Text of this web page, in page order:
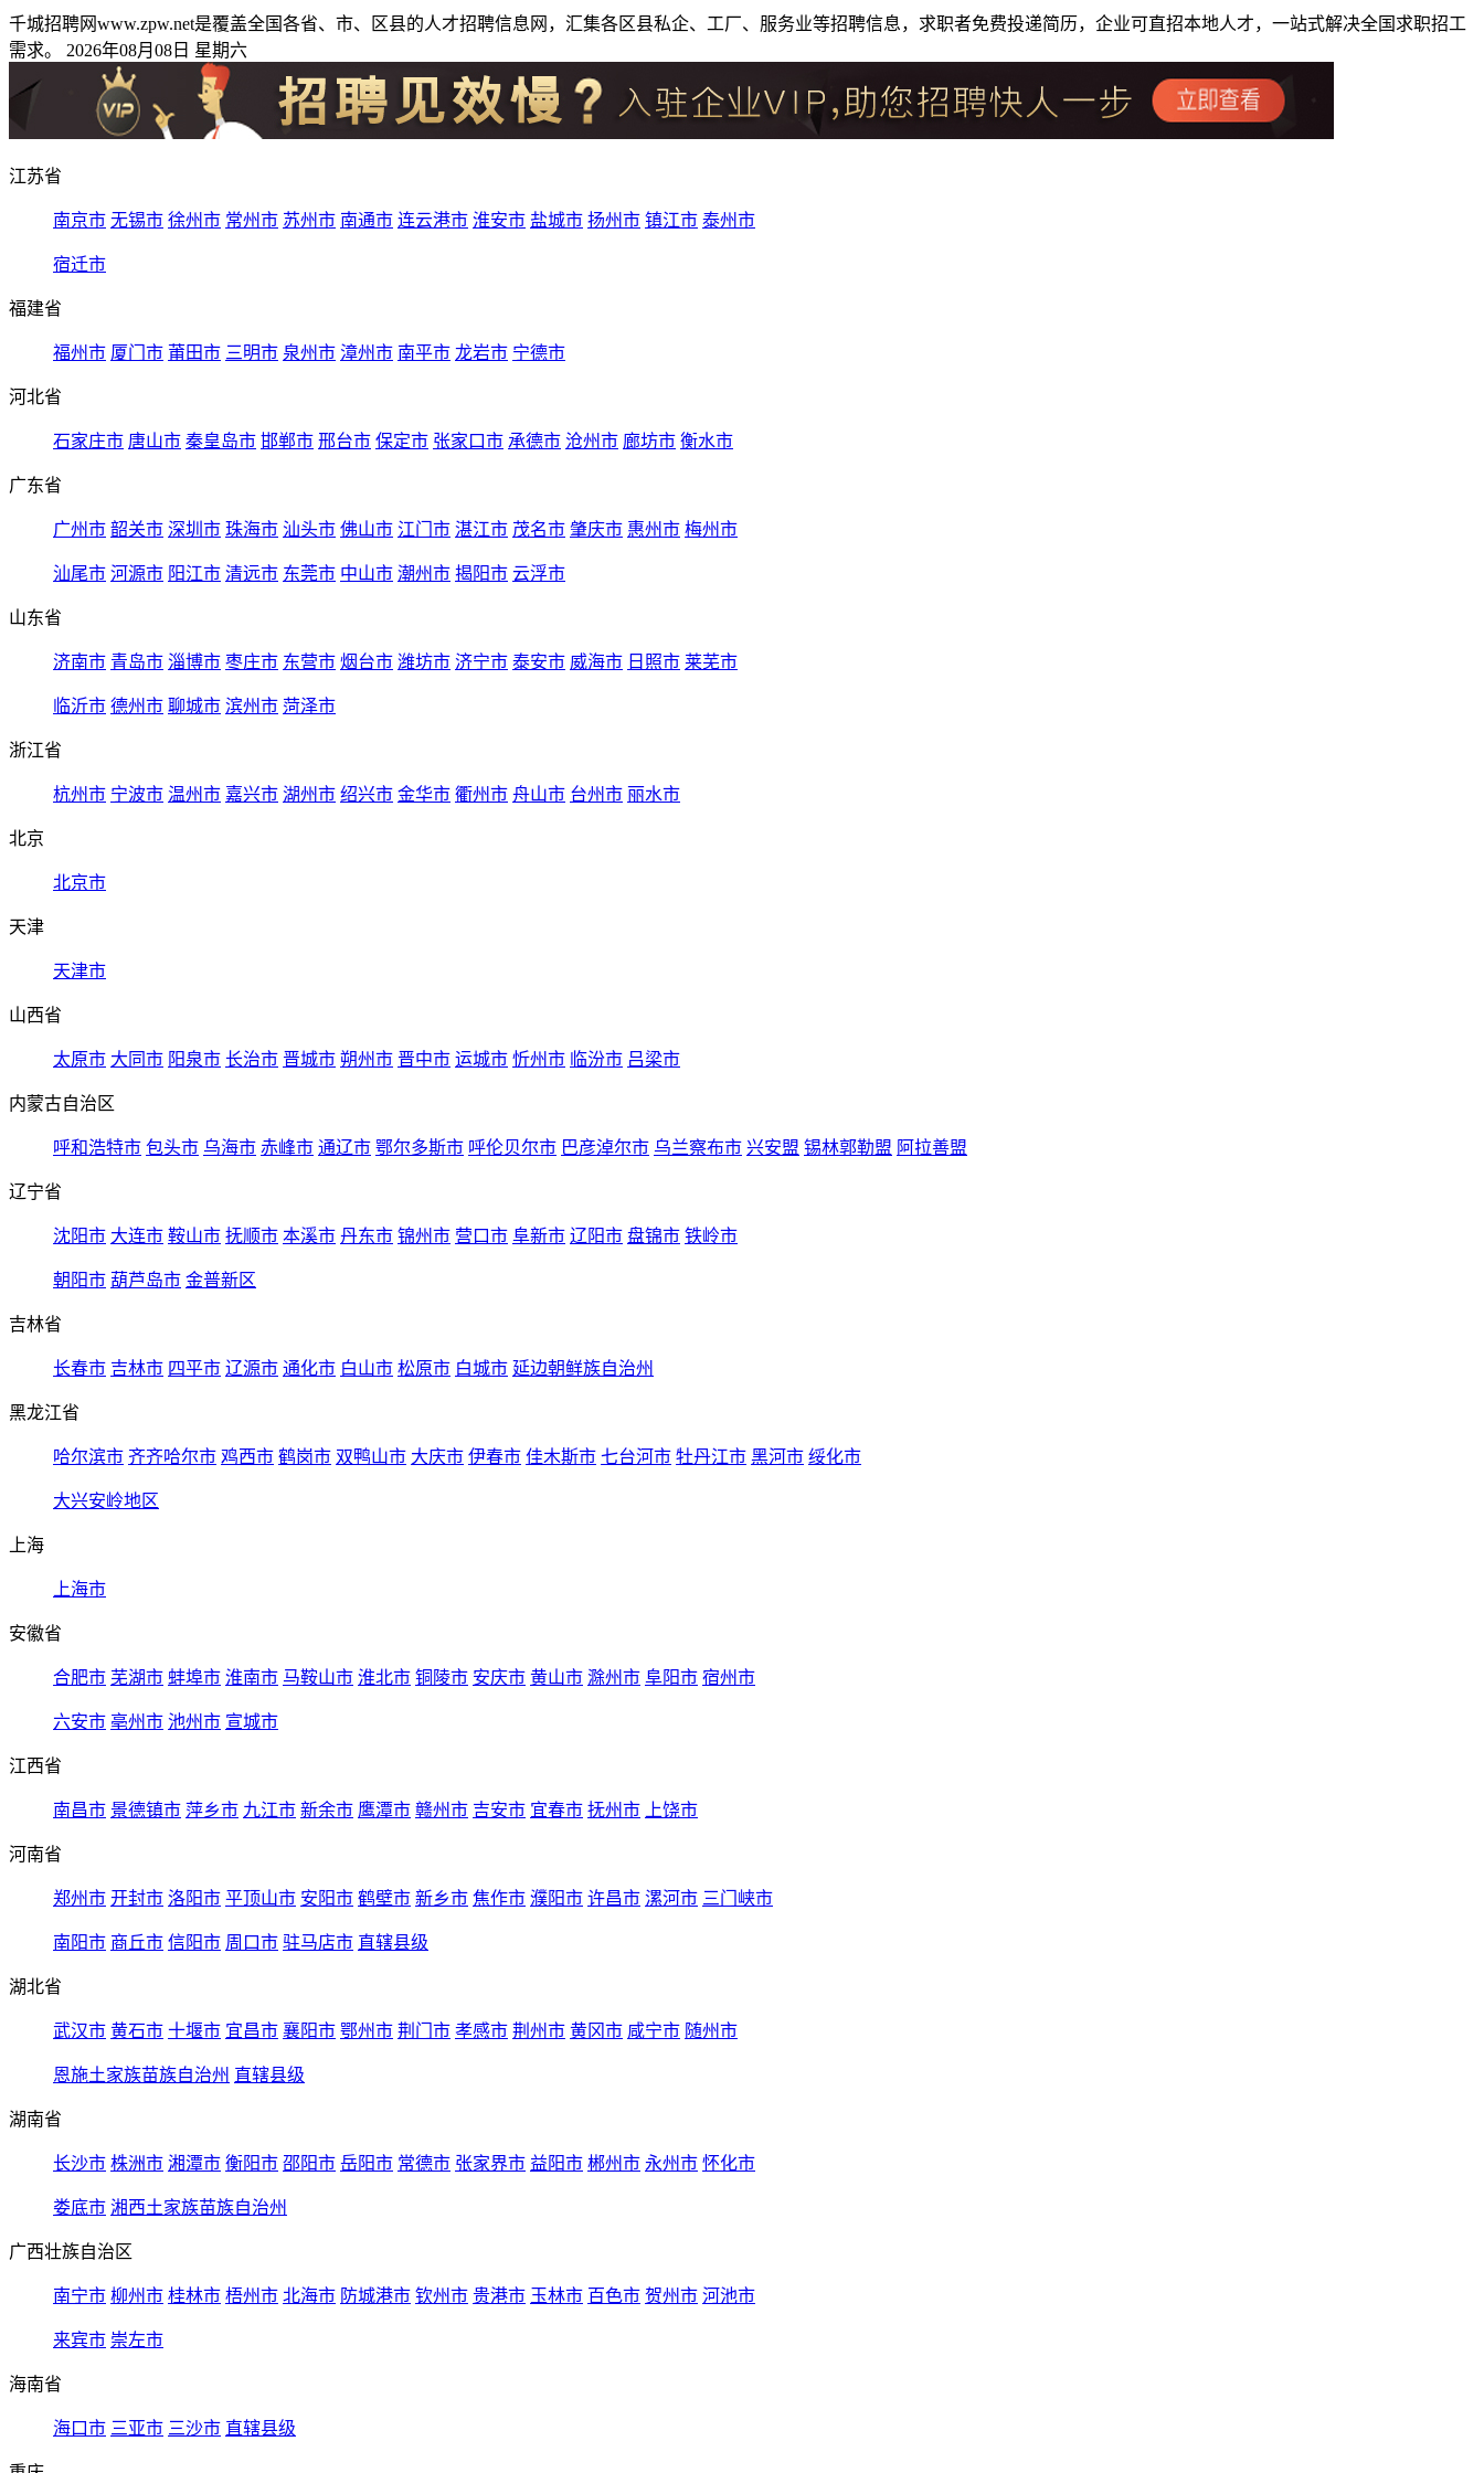
千城招聘网www.zpw.net是覆盖全国各省、市、区县的人才招聘信息网，汇集各区县私企、工厂、服务业等招聘信息，求职者免费投递简历，企业可直招本地人才，一站式解决全国求职招工
需求。 2026年08月08日 星期六
江苏省
南京市 无锡市 徐州市 常州市 苏州市 南通市 连云港市 淮安市 盐城市 扬州市 镇江市 泰州市
宿迁市
福建省
福州市 厦门市 莆田市 三明市 泉州市 漳州市 南平市 龙岩市 宁德市
河北省
石家庄市 唐山市 秦皇岛市 邯郸市 邢台市 保定市 张家口市 承德市 沧州市 廊坊市 衡水市
广东省
广州市 韶关市 深圳市 珠海市 汕头市 佛山市 江门市 湛江市 茂名市 肇庆市 惠州市 梅州市
汕尾市 河源市 阳江市 清远市 东莞市 中山市 潮州市 揭阳市 云浮市
山东省
济南市 青岛市 淄博市 枣庄市 东营市 烟台市 潍坊市 济宁市 泰安市 威海市 日照市 莱芜市
临沂市 德州市 聊城市 滨州市 菏泽市
浙江省
杭州市 宁波市 温州市 嘉兴市 湖州市 绍兴市 金华市 衢州市 舟山市 台州市 丽水市
北京
北京市
天津
天津市
山西省
太原市 大同市 阳泉市 长治市 晋城市 朔州市 晋中市 运城市 忻州市 临汾市 吕梁市
内蒙古自治区
呼和浩特市 包头市 乌海市 赤峰市 通辽市 鄂尔多斯市 呼伦贝尔市 巴彦淖尔市 乌兰察布市 兴安盟 锡林郭勒盟 阿拉善盟
辽宁省
沈阳市 大连市 鞍山市 抚顺市 本溪市 丹东市 锦州市 营口市 阜新市 辽阳市 盘锦市 铁岭市
朝阳市 葫芦岛市 金普新区
吉林省
长春市 吉林市 四平市 辽源市 通化市 白山市 松原市 白城市 延边朝鲜族自治州
黑龙江省
哈尔滨市 齐齐哈尔市 鸡西市 鹤岗市 双鸭山市 大庆市 伊春市 佳木斯市 七台河市 牡丹江市 黑河市 绥化市
大兴安岭地区
上海
上海市
安徽省
合肥市 芜湖市 蚌埠市 淮南市 马鞍山市 淮北市 铜陵市 安庆市 黄山市 滁州市 阜阳市 宿州市
六安市 亳州市 池州市 宣城市
江西省
南昌市 景德镇市 萍乡市 九江市 新余市 鹰潭市 赣州市 吉安市 宜春市 抚州市 上饶市
河南省
郑州市 开封市 洛阳市 平顶山市 安阳市 鹤壁市 新乡市 焦作市 濮阳市 许昌市 漯河市 三门峡市
南阳市 商丘市 信阳市 周口市 驻马店市 直辖县级
湖北省
武汉市 黄石市 十堰市 宜昌市 襄阳市 鄂州市 荆门市 孝感市 荆州市 黄冈市 咸宁市 随州市
恩施土家族苗族自治州 直辖县级
湖南省
长沙市 株洲市 湘潭市 衡阳市 邵阳市 岳阳市 常德市 张家界市 益阳市 郴州市 永州市 怀化市
娄底市 湘西土家族苗族自治州
广西壮族自治区
南宁市 柳州市 桂林市 梧州市 北海市 防城港市 钦州市 贵港市 玉林市 百色市 贺州市 河池市
来宾市 崇左市
海南省
海口市 三亚市 三沙市 直辖县级